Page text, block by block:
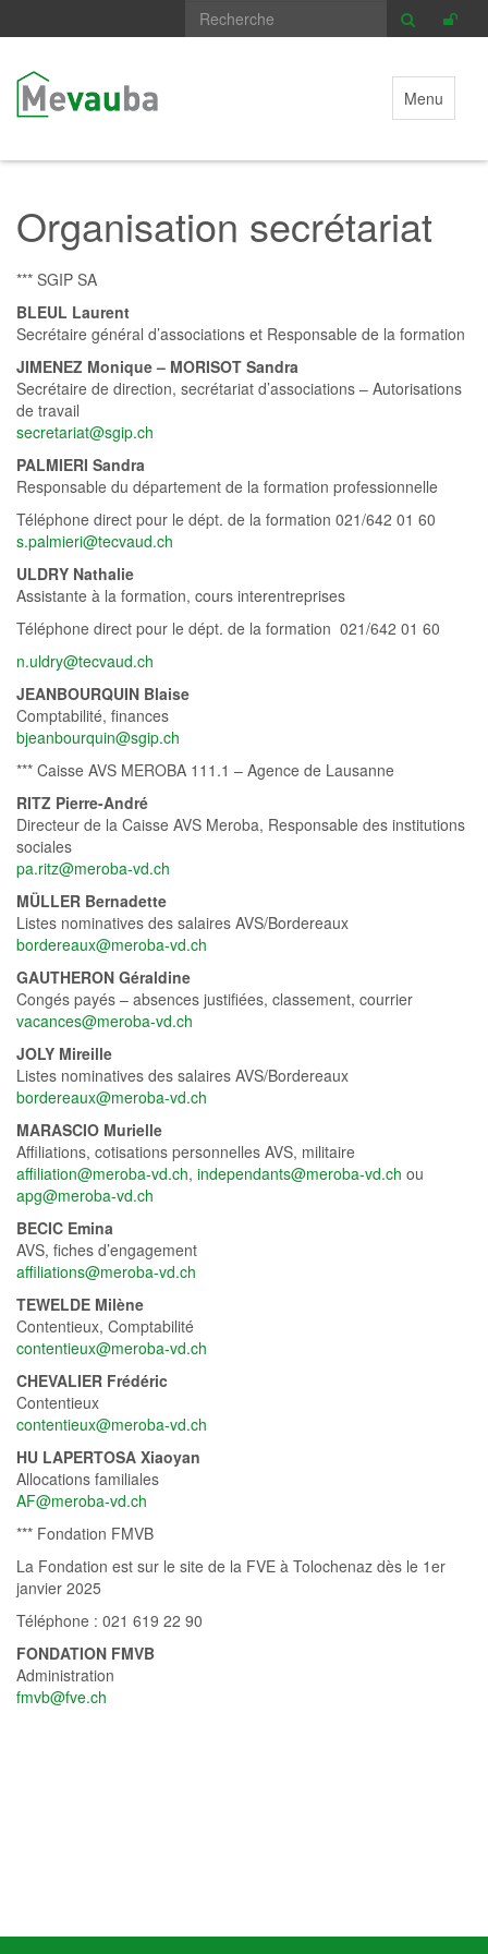
Menu
Organisation secrétariat
*** SGIP SA
BLEUL Laurent
Secrétaire général d’associations et Responsable de la formation
JIMENEZ Monique – MORISOT Sandra
Secrétaire de direction, secrétariat d’associations – Autorisations
de travail
secretariat@sgip.ch
PALMIERI Sandra
Responsable du département de la formation professionnelle
Téléphone direct pour le dépt. de la formation 021/642 01 60
s.palmieri@tecvaud.ch
ULDRY Nathalie
Assistante à la formation, cours interentreprises
Téléphone direct pour le dépt. de la formation 021/642 01 60
n.uldry@tecvaud.ch
JEANBOURQUIN Blaise
Comptabilité, finances
bjeanbourquin@sgip.ch
*** Caisse AVS MEROBA 111.1 – Agence de Lausanne
RITZ Pierre-André
Directeur de la Caisse AVS Meroba, Responsable des institutions
sociales
pa.ritz@meroba-vd.ch
MÜLLER Bernadette
Listes nominatives des salaires AVS/Bordereaux
bordereaux@meroba-vd.ch
GAUTHERON Géraldine
Congés payés – absences justifiées, classement, courrier
vacances@meroba-vd.ch
JOLY Mireille
Listes nominatives des salaires AVS/Bordereaux
bordereaux@meroba-vd.ch
MARASCIO Murielle
Affiliations, cotisations personnelles AVS, militaire
affiliation@meroba-vd.ch, independants@meroba-vd.ch ou
apg@meroba-vd.ch
BECIC Emina
AVS, fiches d’engagement
affiliations@meroba-vd.ch
TEWELDE Milène
Contentieux, Comptabilité
contentieux@meroba-vd.ch
CHEVALIER Frédéric
Contentieux
contentieux@meroba-vd.ch
HU LAPERTOSA Xiaoyan
Allocations familiales
AF@meroba-vd.ch
*** Fondation FMVB
La Fondation est sur le site de la FVE à Tolochenaz dès le 1er
janvier 2025
Téléphone : 021 619 22 90
FONDATION FMVB
Administration
fmvb@fve.ch